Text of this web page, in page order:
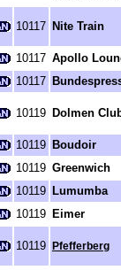
10117 Nite Train
10117 Apollo
10117
10119 Dolmen
10119 Boudoir
10119 Greenwich
10119 Lumumba
10119 Eimer
10119 Pfefferberg